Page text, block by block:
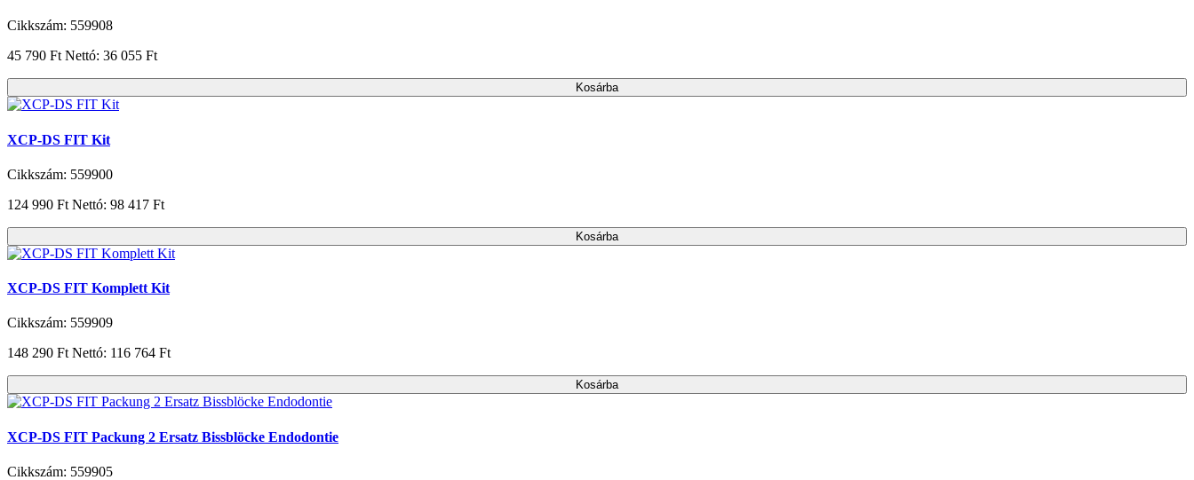
Cikkszám: 559908
45 790 Ft Nettó: 36 055 Ft
Kosárba
XCP-DS FIT Kit
Cikkszám: 559900
124 990 Ft Nettó: 98 417 Ft
Kosárba
XCP-DS FIT Komplett Kit
Cikkszám: 559909
148 290 Ft Nettó: 116 764 Ft
Kosárba
XCP-DS FIT Packung 2 Ersatz Bissblöcke Endodontie
Cikkszám: 559905